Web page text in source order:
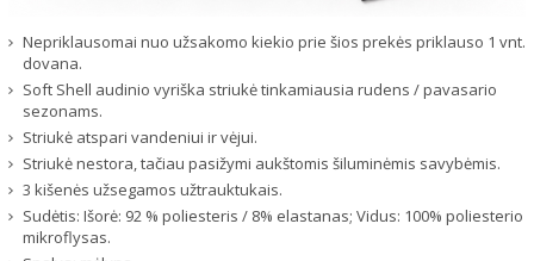
Nepriklausomai nuo užsakomo kiekio prie šios prekės priklauso 1 vnt.
dovana.
Soft Shell audinio vyriška striukė tinkamiausia rudens / pavasario
sezonams.
Striukė atspari vandeniui ir vėjui.
Striukė nestora, tačiau pasižymi aukštomis šiluminėmis savybėmis.
3 kišenės užsegamos užtrauktukais.
Sudėtis: Išorė: 92 % poliesteris / 8% elastanas; Vidus: 100% poliesterio
mikroflysas.